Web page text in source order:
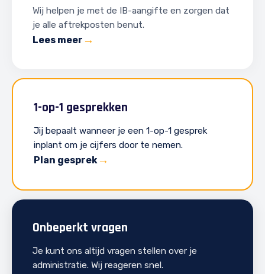
Wij helpen je met de IB-aangifte en zorgen dat
je alle aftrekposten benut.
Lees meer
1-op-1 gesprekken
Jij bepaalt wanneer je een 1-op-1 gesprek
inplant om je cijfers door te nemen.
Plan gesprek
Onbeperkt vragen
Je kunt ons altijd vragen stellen over je
administratie. Wij reageren snel.